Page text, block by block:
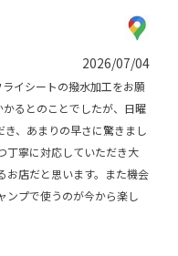
2026/07/04
シートの撥水加工をお願
るとのことでしたが、日曜
、あまりの早さに驚きまし
丁寧に対応していただき大
お店だと思います。また機会
ンプで使うのが今から楽し